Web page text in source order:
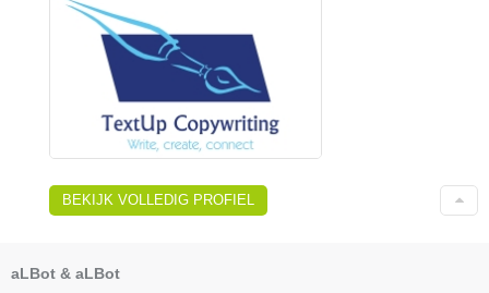
BEKIJK VOLLEDIG PROFIEL
aLBot & aLBot